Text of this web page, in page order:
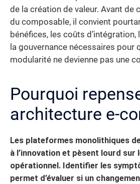
de la création de valeur. Avant de
du composable, il convient
bénéfices, les coûts
la gouvernance nécessaires pour
modularité ne devienne pas une
Pourquoi
architecture e-
Les plateformes monolithiques
à l’innovation et pèsent lourd sur
opérationnel. Identifier les
permet d’évaluer si un